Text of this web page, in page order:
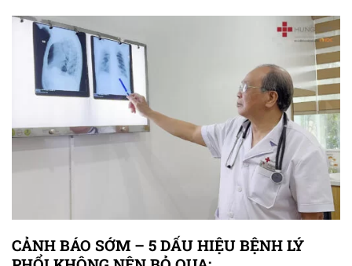
CẢNH BÁO SỚM – 5 DẤU HIỆU BỆNH LÝ